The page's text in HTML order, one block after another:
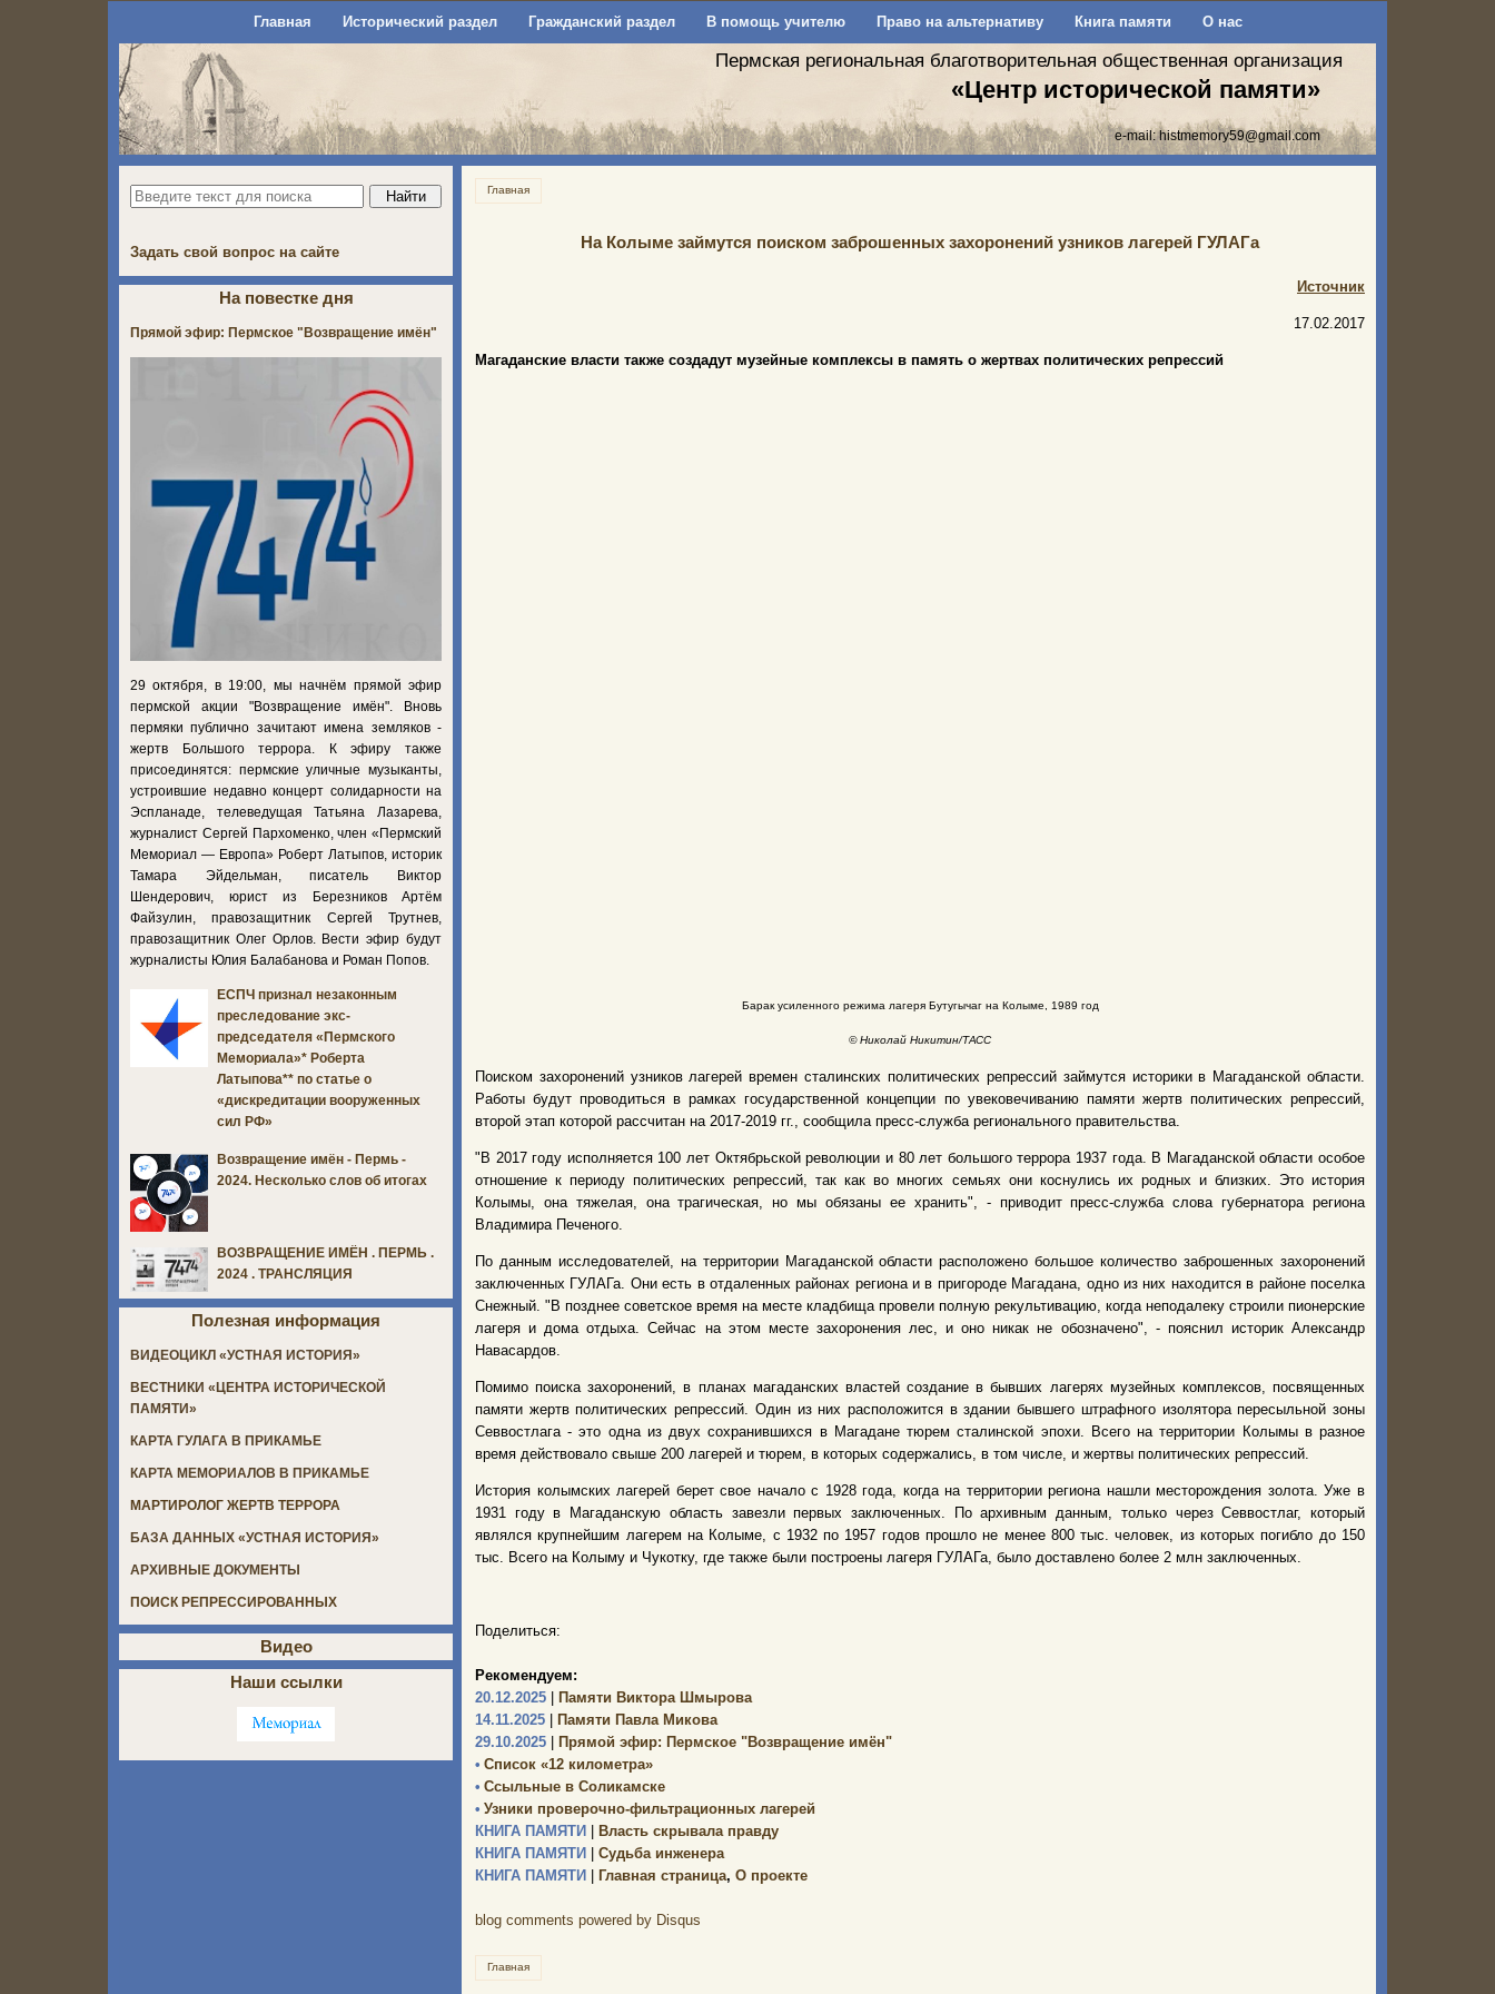
Главная Исторический раздел Гражданский раздел В помощь учителю Право на альтернативу Книга памяти О нас
Пермская региональная благотворительная общественная организация
«Центр исторической памяти»
e-mail:histmemory59@gmail.com
Главная
На Колыме займутся поиском заброшенных захоронений узников лагерей ГУЛАГа
Источник
17.02.2017
Магаданские власти также создадут музейные комплексы в память о жертвах политических репрессий
Барак усиленного режима лагеря Бутугычаг на Колыме, 1989 год
©Николай Никитин/ТАСС
Поиском захоронений узников лагерей времен сталинских политических репрессий займутся историки в Магаданской области.
Работы будут проводиться в рамках государственной концепции по увековечиванию памяти жертв политических репрессий,
второй этап которой рассчитан на 2017-2019 гг., сообщила пресс-служба регионального правительства.
"В 2017 году исполняется 100 лет Октябрьской революции и 80 лет большого террора 1937 года. В Магаданской области особое
отношение к периоду политических репрессий, так как во многих семьях они коснулись их родных и близких. Это история
Колымы, она тяжелая, она трагическая, но мы обязаны ее хранить", - приводит пресс-служба слова губернатора региона
Владимира Печеного.
По данным исследователей, на территории Магаданской области расположено большое количество заброшенных захоронений
заключенных ГУЛАГа. Они есть в отдаленных районах региона и в пригороде Магадана, одно из них находится в районе поселка
Снежный. "В позднее советское время на месте кладбища провели полную рекультивацию, когда неподалеку строили пионерские
лагеря и дома отдыха. Сейчас на этом месте захоронения лес, и оно никак не обозначено", - пояснил историк Александр
Навасардов.
Помимо поиска захоронений, в планах магаданских властей создание в бывших лагерях музейных комплексов, посвященных
памяти жертв политических репрессий. Один из них расположится в здании бывшего штрафного изолятора пересыльной зоны
Севвостлага - это одна из двух сохранившихся в Магадане тюрем сталинской эпохи. Всего на территории Колымы в разное
время действовало свыше 200 лагерей и тюрем, в которых содержались, в том числе, и жертвы политических репрессий.
История колымских лагерей берет свое начало с 1928 года, когда на территории региона нашли месторождения золота. Уже в
1931 году в Магаданскую область завезли первых заключенных. По архивным данным, только через Севвостлаг, который
являлся крупнейшим лагерем на Колыме, с 1932 по 1957 годов прошло не менее 800 тыс. человек, из которых погибло до 150
тыс. Всего на Колыму и Чукотку, где также были построены лагеря ГУЛАГа, было доставлено более 2 млн заключенных.
Поделиться:
Рекомендуем:
20.12.2025
Памяти Виктора Шмырова
14.11.2025
Памяти Павла Микова
29.10.2025
Прямой эфир: Пермское "Возвращение имён"
• Список «12 километра»
• Ссыльные в Соликамске
• Узники проверочно-фильтрационных лагерей
КНИГА ПАМЯТИ
Власть скрывала правду
КНИГА ПАМЯТИ
Судьба инженера
КНИГА ПАМЯТИ
Главная страница, О проекте
blog comments powered by Disqus
Главная
Задать свой вопрос на сайте
На повестке дня
Прямой эфир: Пермское "Возвращение имён"
29 октября, в 19:00, мы начнём прямой эфир
пермской акции "Возвращение имён". Вновь
пермяки публично зачитают имена земляков -
жертв Большого террора. К эфиру также
присоединятся: пермские уличные музыканты,
устроившие недавно концерт солидарности на
Эспланаде, телеведущая Татьяна Лазарева,
журналист Сергей Пархоменко, член «Пермский
Мемориал — Европа» Роберт Латыпов, историк
Тамара Эйдельман, писатель Виктор
Шендерович, юрист из Березников Артём
Файзулин, правозащитник Сергей Трутнев,
правозащитник Олег Орлов. Вести эфир будут
журналисты Юлия Балабанова и Роман Попов.
ЕСПЧ признал незаконным
преследование экс-
председателя «Пермского
Мемориала»* Роберта
Латыпова** по статье о
«дискредитации вооруженных
сил РФ»
Возвращение имён - Пермь -
2024. Несколько слов об итогах
ВОЗВРАЩЕНИЕ ИМЁН . ПЕРМЬ .
2024 . ТРАНСЛЯЦИЯ
Полезная информация
ВИДЕОЦИКЛ «УСТНАЯ ИСТОРИЯ»
ВЕСТНИКИ «ЦЕНТРА ИСТОРИЧЕСКОЙ
ПАМЯТИ»
КАРТА ГУЛАГА В ПРИКАМЬЕ
КАРТА МЕМОРИАЛОВ В ПРИКАМЬЕ
МАРТИРОЛОГ ЖЕРТВ ТЕРРОРА
БАЗА ДАННЫХ «УСТНАЯ ИСТОРИЯ»
АРХИВНЫЕ ДОКУМЕНТЫ
ПОИСК РЕПРЕССИРОВАННЫХ
Видео
Наши ссылки